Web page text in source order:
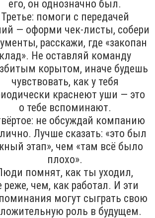
его, он однозначно был.
Третье: помоги с передачей
— оформи чек-листы, собери
расскажи, где «закопан
клад». Не оставляй команду
корытом, иначе будешь
чувствовать, как у тебя
краснеют уши — это
о тебе вспоминают.
не обсуждай компанию
Лучше сказать: «это был
этап», чем «там всё было
плохо».
помнят, как ты уходил,
реже, чем, как работал. И эти
могут сыграть свою
роль в будущем.